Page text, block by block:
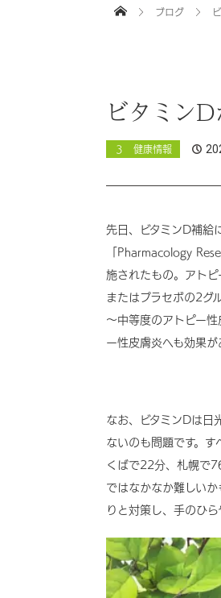
ブログ
ビタミン
３ 健康情報
先日、ビタミンD補給
「Pharmacology
施されたもの。アト
またはプラセボの2グ
～中等度のアトピー
ー性皮膚炎へも効果が
なお、ビタミンDは日
ないのも問題です。
くばで22分、札幌で
ではなかなか難しい
りと対策し、手のひ